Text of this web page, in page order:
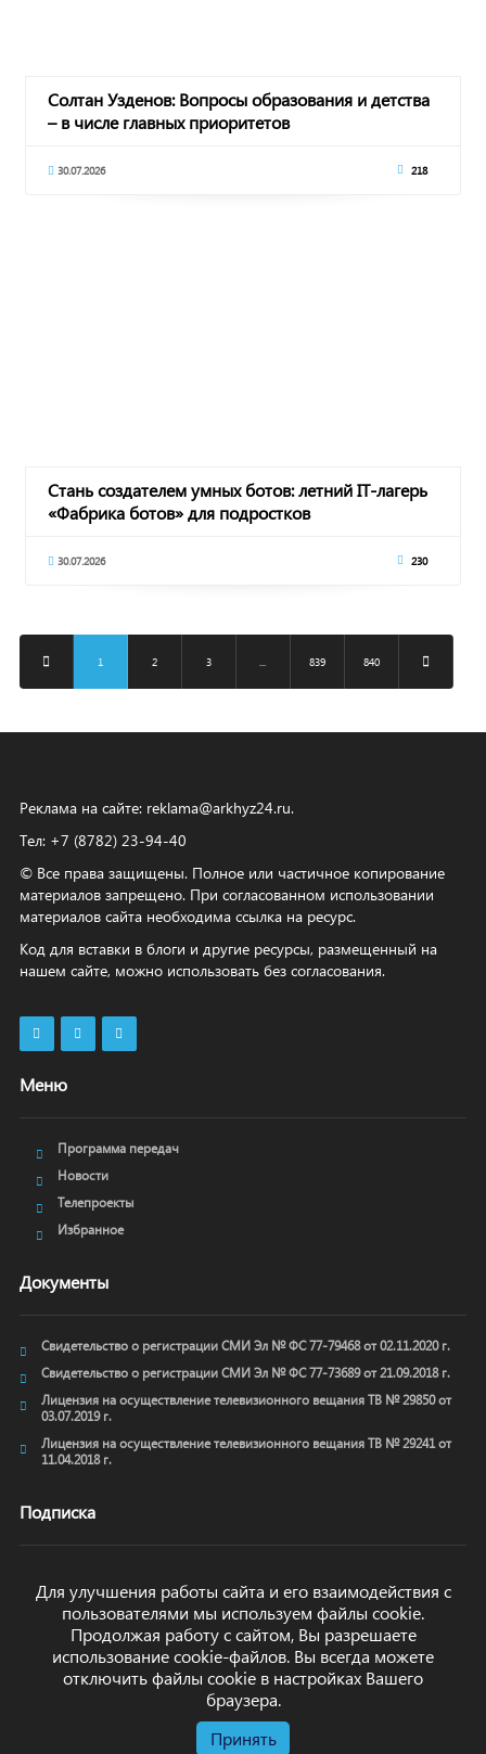
Солтан Узденов: Вопросы образования и детства
– в числе главных приоритетов
30.07.2026 218
Стань создателем умных ботов: летний IT-лагерь
«Фабрика ботов» для подростков
30.07.2026 230
1 2 3 839 840
Реклама на сайте: reklama@arkhyz24.ru.
Тел: +7 (8782) 23‑94‑40
© Все права защищены. Полное или частичное копирование
материалов запрещено. При согласованном использовании
материалов сайта необходима ссылка на ресурс.
Код для вставки в блоги и другие ресурсы, размещенный на
нашем сайте, можно использовать без согласования.
Меню
Программа передач
Новости
Телепроекты
Избранное
Документы
Свидетельство о регистрации СМИ Эл № ФС 77-79468 от 02.11.2020 г.
Свидетельство о регистрации СМИ Эл № ФС 77-73689 от 21.09.2018 г.
Лицензия на осуществление телевизионного вещания ТВ № 29850 от
03.07.2019 г.
Лицензия на осуществление телевизионного вещания ТВ № 29241 от
11.04.2018 г.
Подписка
ОТПРАВИТЬ
. Все права защищены.
Для улучшения работы сайта и его взаимодействия с
пользователями мы используем файлы cookie.
Продолжая работу с сайтом, Вы разрешаете
использование cookie-файлов. Вы всегда можете
отключить файлы cookie в настройках Вашего
браузера.
Принять